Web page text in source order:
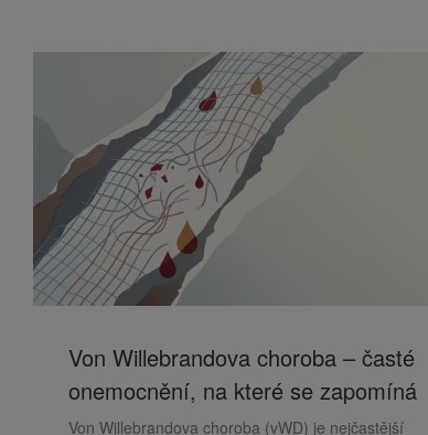
Von Willebrandova choroba – časté
onemocnění, na které se zapomíná
Von Willebrandova choroba (vWD) je nejčastější